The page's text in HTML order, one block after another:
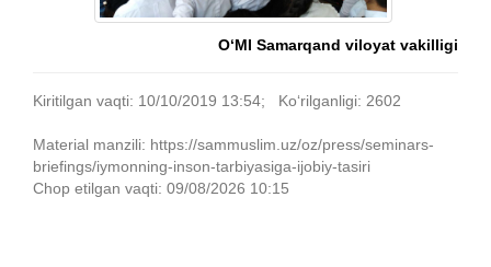
O‘MI Samarqand viloyat vakilligi
Kiritilgan vaqti: 10/10/2019 13:54; Ko‘rilganligi: 2602
Material manzili: https://sammuslim.uz/oz/press/seminars-
briefings/iymonning-inson-tarbiyasiga-ijobiy-tasiri
Chop etilgan vaqti: 09/08/2026 10:15